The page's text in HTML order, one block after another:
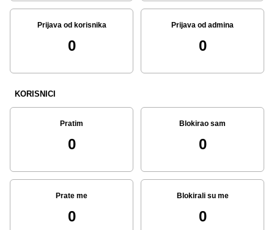
Prijava od korisnika
0
Prijava od admina
0
KORISNICI
Pratim
0
Blokirao sam
0
Prate me
0
Blokirali su me
0